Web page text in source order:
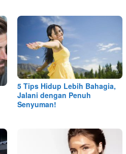
5 Tips Hidup Lebih Bahagia,
Jalani dengan Penuh
Senyuman!